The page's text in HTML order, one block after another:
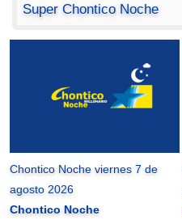
Super Chontico Noche
Chontico Noche viernes 7 de
agosto 2026
Chontico Noche